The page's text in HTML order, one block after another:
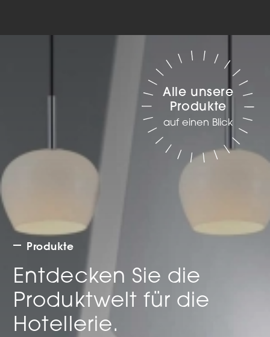
Produkte
Entdecken Sie die
Produktwelt für die
Hotellerie.
Alle unsere
Produkte
auf einen Blick